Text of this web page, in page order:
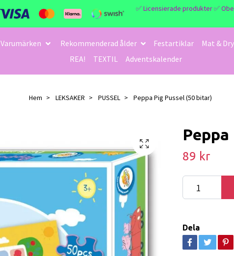
✅ Licensierade produkter ✅
Varumärken Rekommenderad ålder Festartiklar Mat &
REA!
TEXTIL Adventskalender
Hem LEKSAKER PUSSEL Peppa Pig Pussel (50 bitar)
89 kr
Dela